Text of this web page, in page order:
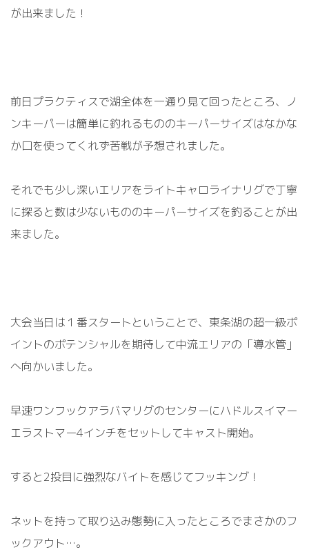
が出来ました！
前日プラクティスで湖全体を一通り見て回ったところ、ノ
ンキーパーは簡単に釣れるもののキーパーサイズはなかな
か口を使ってくれず苦戦が予想されました。
それでも少し深いエリアをライトキャロライナリグで丁寧
に探ると数は少ないもののキーパーサイズを釣ることが出
来ました。
大会当日は１番スタートということで、東条湖の超一級ポ
イントのポテンシャルを期待して中流エリアの「導水管」
へ向かいました。
早速ワンフックアラバマリグのセンターにハドルスイマー
エラストマー4インチをセットしてキャスト開始。
すると2投目に強烈なバイトを感じてフッキング！
ネットを持って取り込み態勢に入ったところでまさかのフ
ックアウト…。